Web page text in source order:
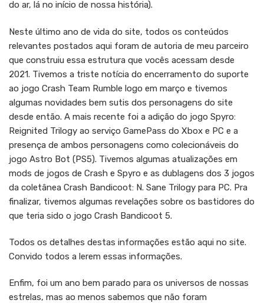
do ar, lá no início de nossa história).
Neste último ano de vida do site, todos os conteúdos
relevantes postados aqui foram de autoria de meu parceiro
que construiu essa estrutura que vocês acessam desde
2021. Tivemos a triste notícia do encerramento do suporte
ao jogo Crash Team Rumble logo em março e tivemos
algumas novidades bem sutis dos personagens do site
desde então. A mais recente foi a adição do jogo Spyro:
Reignited Trilogy ao serviço GamePass do Xbox e PC e a
presença de ambos personagens como colecionáveis do
jogo Astro Bot (PS5). Tivemos algumas atualizações em
mods de jogos de Crash e Spyro e as dublagens dos 3 jogos
da coletânea Crash Bandicoot: N. Sane Trilogy para PC. Pra
finalizar, tivemos algumas revelações sobre os bastidores do
que teria sido o jogo Crash Bandicoot 5.
Todos os detalhes destas informações estão aqui no site.
Convido todos a lerem essas informações.
Enfim, foi um ano bem parado para os universos de nossas
estrelas, mas ao menos sabemos que não foram